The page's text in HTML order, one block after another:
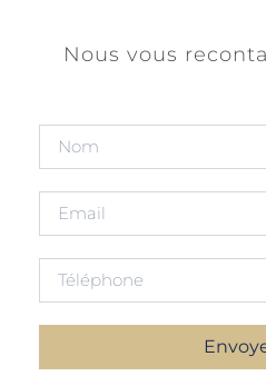
Nous vous